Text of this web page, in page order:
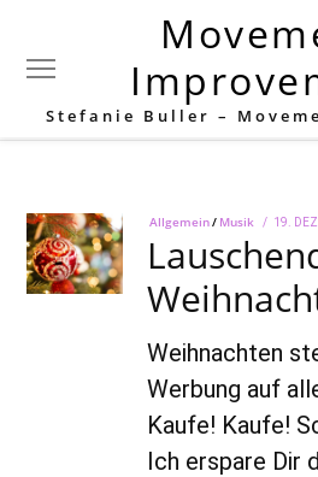
Stefanie Buller –
Allgemein/ Musik
POSTED
19.
Weihnachten
Werbung auf
Kaufe! Kaufe!
Ich erspare Dir